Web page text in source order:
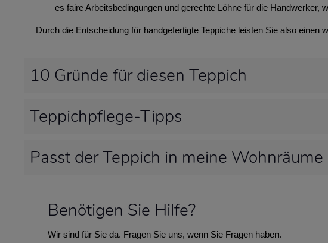
es faire Arbeitsbedingungen und gerechte Löhne für die Handwerker,
Durch die Entscheidung für handgefertigte Teppiche leisten Sie also
10 Gründe für diesen Teppich
Teppichpflege-Tipps
Passt der Teppich in meine Wohnräume
Benötigen Sie Hilfe?
Wir sind für Sie da. Fragen Sie uns, wenn Sie Fragen haben.